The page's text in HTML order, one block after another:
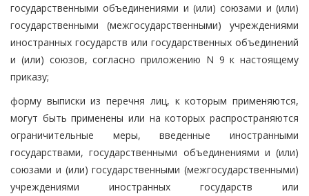
государственными объединениями и (или) союзами и (или)
государственными (межгосударственными) учреждениями
иностранных государств или государственных объединений
и (или) союзов, согласно приложению N 9 к настоящему
приказу;
форму выписки из перечня лиц, к которым применяются,
могут быть применены или на которых распространяются
ограничительные меры, введенные иностранными
государствами, государственными объединениями и (или)
союзами и (или) государственными (межгосударственными)
учреждениями иностранных государств или